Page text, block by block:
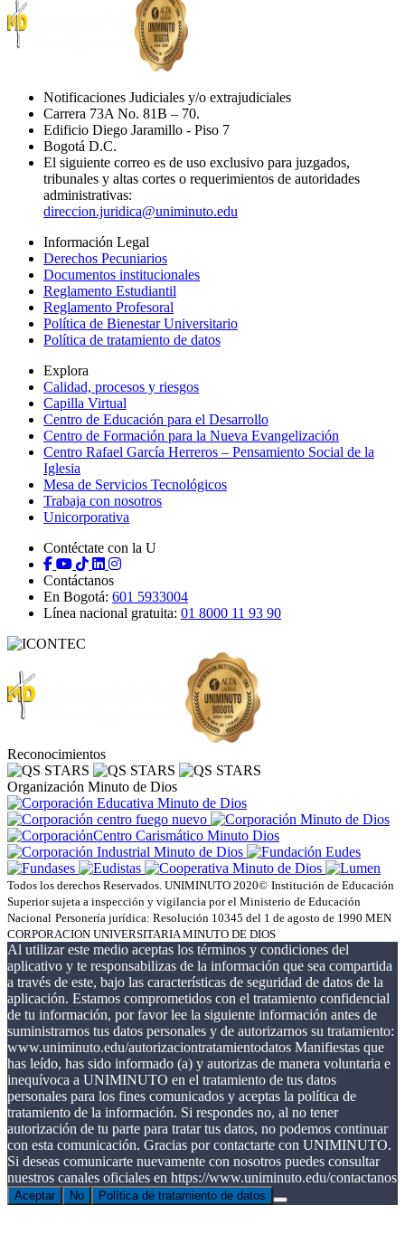
Notificaciones Judiciales y/o extrajudiciales
Carrera 73A No. 81B – 70.
Edificio Diego Jaramillo - Piso 7
Bogotá D.C.
El siguiente correo es de uso exclusivo para juzgados,
tribunales y altas cortes o requerimientos de autoridades
administrativas:
direccion.juridica@uniminuto.edu
Información Legal
Derechos Pecuniarios
Documentos institucionales
Reglamento Estudiantil
Reglamento Profesoral
Política de Bienestar Universitario
Política de tratamiento de datos
Explora
Calidad, procesos y riesgos
Capilla Virtual
Centro de Educación para el Desarrollo
Centro de Formación para la Nueva Evangelización
Centro Rafael García Herreros – Pensamiento Social de la
Iglesia
Mesa de Servicios Tecnológicos
Trabaja con nosotros
Unicorporativa
Contéctate con la U
Contáctanos
En Bogotá: 601 5933004
Línea nacional gratuita: 01 8000 11 93 90
Reconocimientos
Organización Minuto de Dios
Todos los derechos Reservados. UNIMINUTO 2020© Institución de Educación
Superior sujeta a inspección y vigilancia por el Ministerio de Educación
Nacional Personería jurídica: Resolución 10345 del 1 de agosto de 1990 MEN
CORPORACION UNIVERSITARIA MINUTO DE DIOS
Al utilizar este medio aceptas los términos y condiciones del
aplicativo y te responsabilizas de la información que sea compartida
a través de este, bajo las características de seguridad de datos de la
aplicación. Estamos comprometidos con el tratamiento confidencial
de tu información, por favor lee la siguiente información antes de
suministrarnos tus datos personales y de autorizarnos su tratamiento:
www.uniminuto.edu/autorizaciontratamientodatos Manifiestas que
has leído, has sido informado (a) y autorizas de manera voluntaria e
inequívoca a UNIMINUTO en el tratamiento de tus datos
personales para los fines comunicados y aceptas la política de
tratamiento de la información. Si respondes no, al no tener
autorización de tu parte para tratar tus datos, no podemos continuar
con esta comunicación. Gracias por contactarte con UNIMINUTO.
Si deseas comunicarte nuevamente con nosotros puedes consultar
nuestros canales oficiales en https://www.uniminuto.edu/contactanos
Aceptar No Política de tratamiento de datos